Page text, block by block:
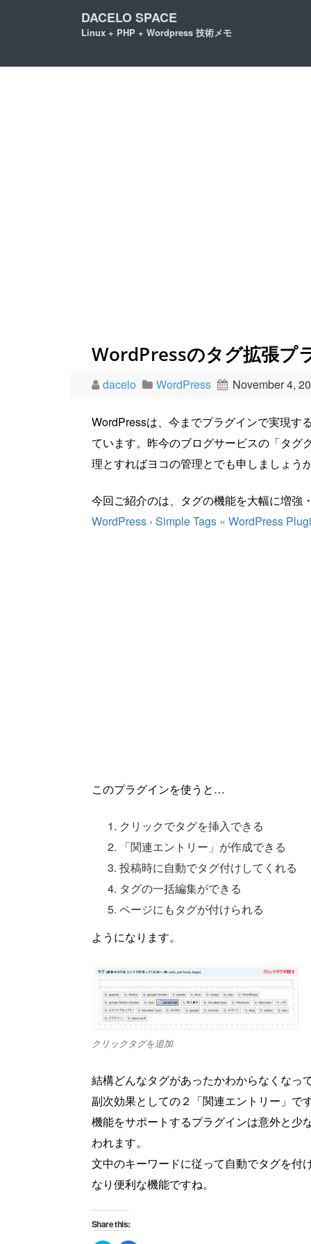
DACELO SPACE
Linux + PHP + Wordpress 技術メモ
WordPressのタグ拡張プ
dacelo WordPress November 4,
WordPressは、今までプラグインで実現す
ています。昨今のブログサービスの「タグ
理とすればヨコの管理とでも申しましょう
今回ご紹介のは、タグの機能を大幅に増強
WordPress › Simple Tags « WordPress
このプラグインを使うと…
クリックでタグを挿入できる
「関連エントリー」が作成できる
投稿時に自動でタグ付けしてくれる
タグの一括編集ができる
ページにもタグが付けられる
ようになります。
クリックタグを追加
結構どんなタグがあったかわからなくなっ
副次効果としての２「関連エントリー」で
機能をサポートするプラグインは意外と少
われます。
文中のキーワードに従って自動でタグを付
なり便利な機能ですね。
Share this: